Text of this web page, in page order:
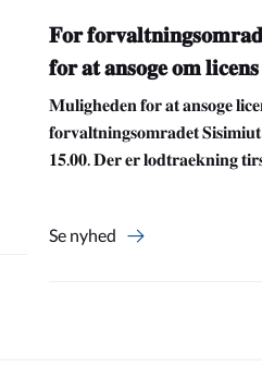
𝐅𝐨𝐫
𝐟𝐨𝐫 𝐚𝐭 𝐚𝐧𝐬𝐨𝐠𝐞 𝐨𝐦
𝐌𝐮𝐥𝐢𝐠𝐡𝐞𝐝𝐞𝐧 𝐟𝐨𝐫 𝐚𝐭 𝐚𝐧𝐬𝐨𝐠𝐞
𝐟𝐨𝐫𝐯𝐚𝐥𝐭𝐧𝐢𝐧𝐠𝐬𝐨𝐦𝐫𝐚𝐝𝐞𝐭
𝟏𝟓.𝟎𝟎. 𝐃𝐞𝐫 𝐞𝐫 𝐥𝐨𝐝𝐭𝐫𝐚𝐞𝐤𝐧𝐢𝐧𝐠
Se nyhed